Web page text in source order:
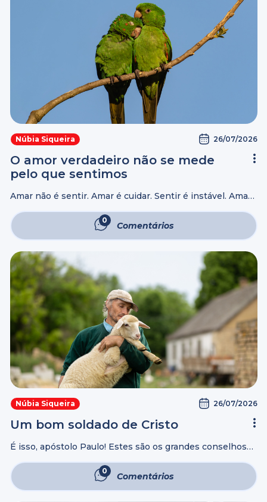
Núbia Siqueira 26/07/2026
O amor verdadeiro não se mede
pelo que sentimos
Amar não é sentir. Amar é cuidar. Sentir é instável. Amar
da fase da vida, dos hormônios e das circunstâncias. Mas
...
0 Comentários
Núbia Siqueira 26/07/2026
Um bom soldado de Cristo
É isso, apóstolo Paulo! Estes são os grandes conselhos
ministério é difícil, o caminho é longo, as perseguições
são cruéis, ...
0 Comentários